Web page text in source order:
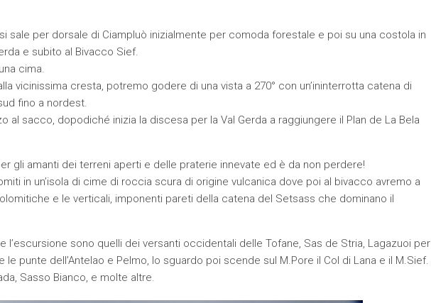
sale per dorsale di Ciampluò inizialmente per comoda forestale e poi su una costola in
e subito al Bivacco Sief.
cima.
vicinissima cresta, potremo godere di una vista a 270° con un’ininterrotta catena di
fino a nordest.
al sacco, dopodiché inizia la discesa per la Val Gerda a raggiungere il Plan de La Bela
gli amanti dei terreni aperti e delle praterie innevate ed è da non perdere!
in un’isola di cime di roccia scura di origine vulcanica dove poi al bivacco avremo a
e le verticali, imponenti pareti della catena del Setsass che dominano il
l’escursione sono quelli dei versanti occidentali delle Tofane, Sas de Stria, Lagazuoi per
le punte dell’Antelao e Pelmo, lo sguardo poi scende sul M.Pore il Col di Lana e il M.Sief.
Sasso Bianco, e molte altre.